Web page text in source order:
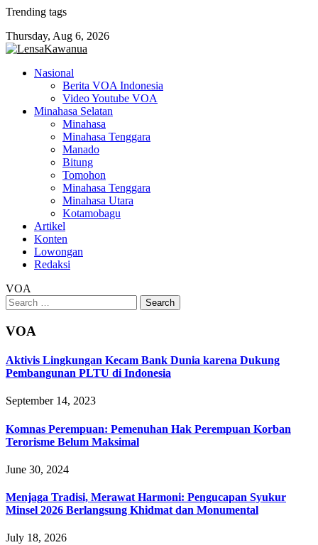
Skip
content
Trending tags
Thursday, Aug 6, 2026
Nasional
Berita VOA Indonesia
Video Youtube VOA
Minahasa Selatan
Minahasa
Minahasa Tenggara
Manado
Bitung
Tomohon
Minahasa Tenggara
Minahasa Utara
Kotamobagu
Artikel
Konten
Lowongan
Redaksi
VOA
Search
for:
VOA
Aktivis Lingkungan Kecam Bank Dunia karena Dukung
Pembangunan PLTU di Indonesia
September 14, 2023
Komnas Perempuan: Pemenuhan Hak Perempuan Korban
Terorisme Belum Maksimal
June 30, 2024
Menjaga Tradisi, Merawat Harmoni: Pengucapan Syukur
Minsel 2026 Berlangsung Khidmat dan Monumental
July 18, 2026